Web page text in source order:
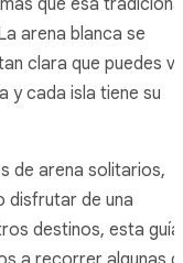
arena blanca se
clara que puedes
y cada isla tiene su
de arena solitarios,
disfrutar de una
destinos, esta guía